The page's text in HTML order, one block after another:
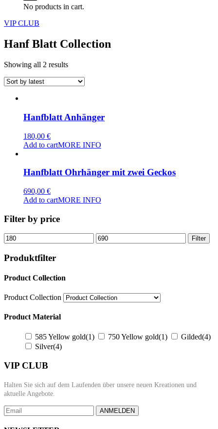
No products in cart.
VIP CLUB
Hanf Blatt Collection
Showing all 2 resultsSorted
latest
Hanfblatt Anhänger
180,00 €
Add to cartMORE INFO
Hanfblatt Ohrhänger mit zwei Geckos
690,00 €
Add to cartMORE INFO
Filter by price
Min
price
Max
price
Filter
Produktfilter
Product Collection
Product Collection
Product Material
585 Yellow gold(1) 750 Yellow gold(1) Gilded(4)
Silver(4)
VIP CLUB
Halten Sie sich auf dem Laufenden über unsere neuen Kreationen und
aktuelle Angebote.
ANMELDEN